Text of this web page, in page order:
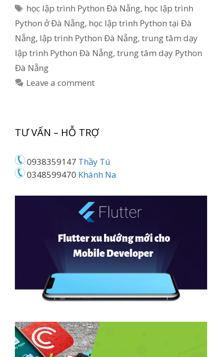
Tags
học lập trình Python Đà Nẵng, học lập trình
Python ở Đà Nẵng, học lập trình Python tại Đà
Nẵng, lập trình Python Đà Nẵng, trung tâm dạy
lập trình Python Đà Nẵng, trung tâm dạy Python
Đà Nẵng
Leave a comment
TƯ VẤN – HỖ TRỢ
0938359147 Thầy Tú
0348599470 Khánh Na